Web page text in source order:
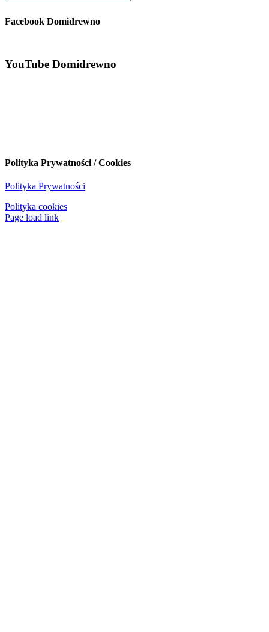
Facebook Domidrewno
YouTube Domidrewno
Polityka Prywatności / Cookies
Polityka Prywatności
Polityka cookies
Page load link